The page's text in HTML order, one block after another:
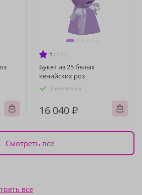
5 (242)
Букет из 25 белых
кенийских роз
В наличии
16 040 ₽
Смотреть все
все